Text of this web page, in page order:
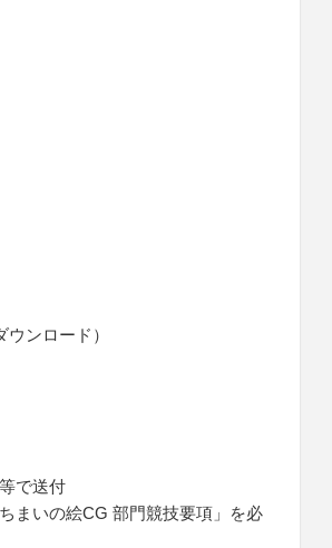
ンロード）
で送付
まいの絵CG 部門競技要項」を必